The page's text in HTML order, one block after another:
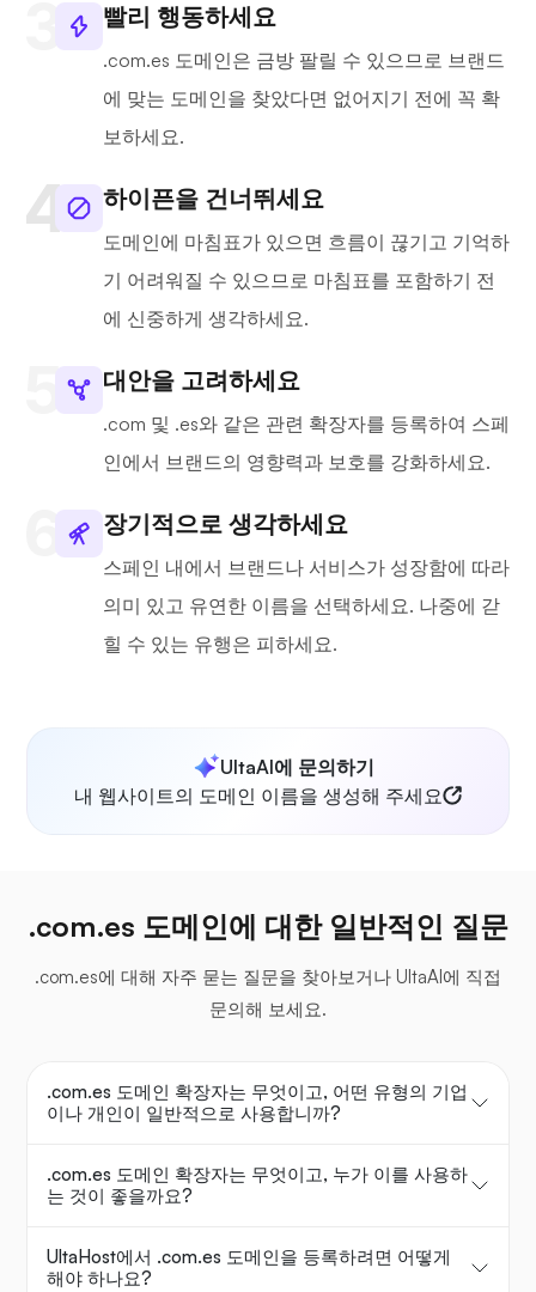
빨리 행동하세요
.com.es 도메인은 금방 팔릴 수 있으므로 브랜드
에 맞는 도메인을 찾았다면 없어지기 전에 꼭 확
보하세요.
하이픈을 건너뛰세요
도메인에 마침표가 있으면 흐름이 끊기고 기억하
기 어려워질 수 있으므로 마침표를 포함하기 전
에 신중하게 생각하세요.
대안을 고려하세요
.com 및 .es와 같은 관련 확장자를 등록하여 스페
인에서 브랜드의 영향력과 보호를 강화하세요.
장기적으로 생각하세요
스페인 내에서 브랜드나 서비스가 성장함에 따라
의미 있고 유연한 이름을 선택하세요. 나중에 갇
힐 수 있는 유행은 피하세요.
UltaAI에 문의하기
내 웹사이트의 도메인 이름을 생성해 주세요
.com.es 도메인에 대한 일반적인 질문
.com.es에 대해 자주 묻는 질문을 찾아보거나 UltaAI에 직접
문의해 보세요.
.com.es 도메인 확장자는 무엇이고, 어떤 유형의 기업
이나 개인이 일반적으로 사용합니까?
.com.es 도메인 확장자는 무엇이고, 누가 이를 사용하
는 것이 좋을까요?
UltaHost에서 .com.es 도메인을 등록하려면 어떻게
해야 하나요?